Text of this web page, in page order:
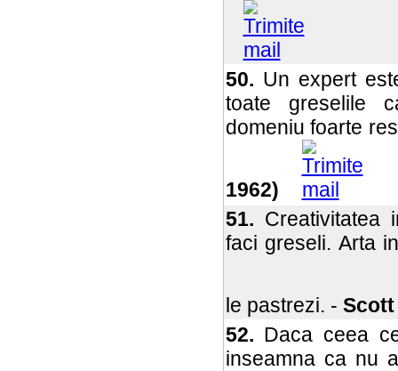
50. Un expert
toate greselile
domeniu foarte
1962)
51. Creativitatea
faci greseli. Arta
le pastrezi. - Scott
52. Daca ceea
inseamna ca nu